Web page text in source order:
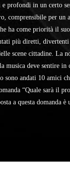
profondi in un certo
comprensibile per un
ha come priorità il
più diretti,
scene cittadine. La
musica deve sentire
sono andati 10 amici
“Quale sarà il
a questa domanda è